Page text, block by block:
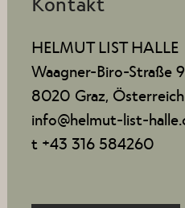
HELMUT LIST HALLE
Waagner-Biro-Straße
8020 Graz, Österreich
info@helmut-list-
t +43 316 584260